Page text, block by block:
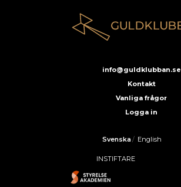
info@guldklubban.se
Kontakt
Vanliga frågor
Logga in
Svenska/ English
INSTIFTARE